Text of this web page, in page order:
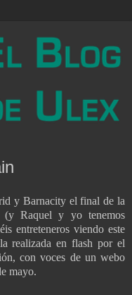
y Barnacity el final de la
(y Raquel y yo tenemos
entreteneros viendo este
realizada en flash por el
con voces de un webo
mayo.